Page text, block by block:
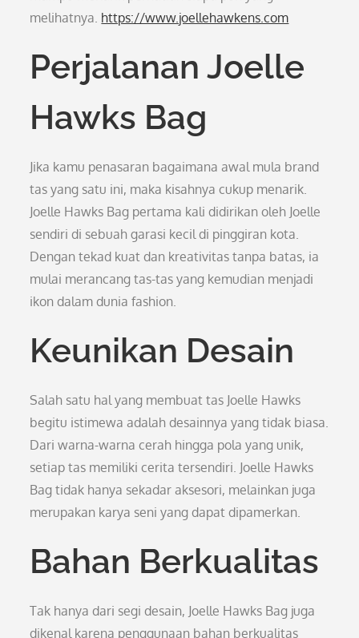
melihatnya. https://www.joellehawkens.com
Perjalanan Joelle
Hawks Bag
Jika kamu penasaran bagaimana awal mula brand
tas yang satu ini, maka kisahnya cukup menarik.
Joelle Hawks Bag pertama kali didirikan oleh Joelle
sendiri di sebuah garasi kecil di pinggiran kota.
Dengan tekad kuat dan kreativitas tanpa batas, ia
mulai merancang tas-tas yang kemudian menjadi
ikon dalam dunia fashion.
Keunikan Desain
Salah satu hal yang membuat tas Joelle Hawks
begitu istimewa adalah desainnya yang tidak biasa.
Dari warna-warna cerah hingga pola yang unik,
setiap tas memiliki cerita tersendiri. Joelle Hawks
Bag tidak hanya sekadar aksesori, melainkan juga
merupakan karya seni yang dapat dipamerkan.
Bahan Berkualitas
Tak hanya dari segi desain, Joelle Hawks Bag juga
dikenal karena penggunaan bahan berkualitas